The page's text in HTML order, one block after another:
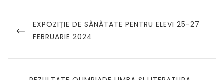
articole
PREVIOUS
POST
EXPOZIȚIE DE SĂNĂTATE PENTRU ELEVI 25-27
FEBRUARIE 2024